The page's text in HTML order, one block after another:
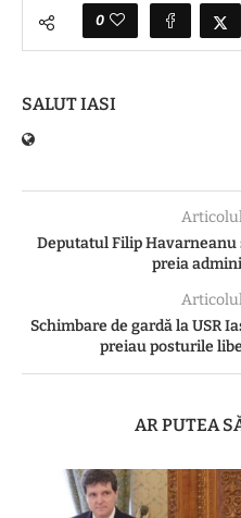
0
SALUT IASI
Deputatul Filip Havarneanu
preia
Schimbare de gardă la USR
preiau posturile
AR PUTEA